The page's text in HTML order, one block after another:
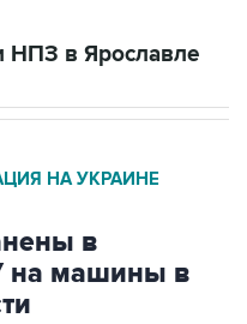
в Ярославле
НА УКРАИНЕ
в
на машины в